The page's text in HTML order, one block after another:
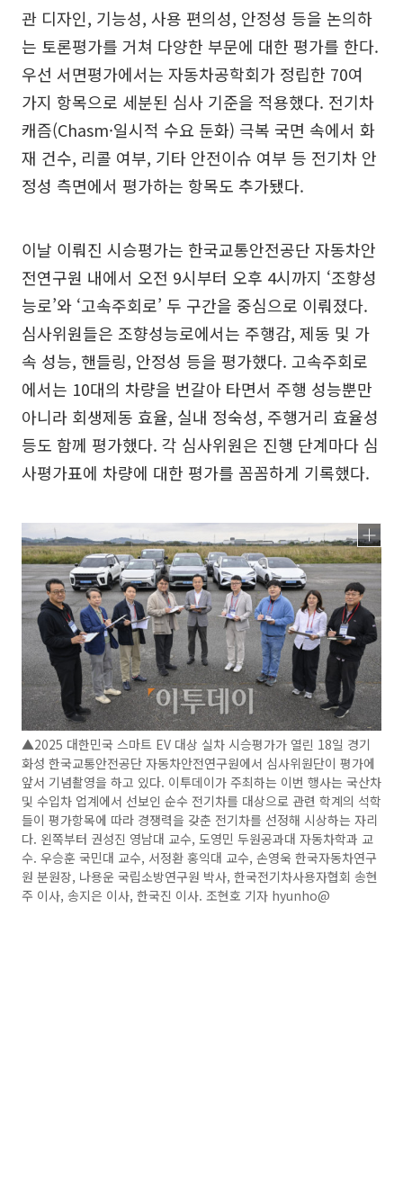
관 디자인, 기능성, 사용 편의성, 안정성 등을 논의하
는 토론평가를 거쳐 다양한 부문에 대한 평가를 한다.
우선 서면평가에서는 자동차공학회가 정립한 70여
가지 항목으로 세분된 심사 기준을 적용했다. 전기차
캐즘(Chasm·일시적 수요 둔화) 극복 국면 속에서 화
재 건수, 리콜 여부, 기타 안전이슈 여부 등 전기차 안
정성 측면에서 평가하는 항목도 추가됐다.
이날 이뤄진 시승평가는 한국교통안전공단 자동차안
전연구원 내에서 오전 9시부터 오후 4시까지 ‘조향성
능로’와 ‘고속주회로’ 두 구간을 중심으로 이뤄졌다.
심사위원들은 조향성능로에서는 주행감, 제동 및 가
속 성능, 핸들링, 안정성 등을 평가했다. 고속주회로
에서는 10대의 차량을 번갈아 타면서 주행 성능뿐만
아니라 회생제동 효율, 실내 정숙성, 주행거리 효율성
등도 함께 평가했다. 각 심사위원은 진행 단계마다 심
사평가표에 차량에 대한 평가를 꼼꼼하게 기록했다.
▲2025 대한민국 스마트 EV 대상 실차 시승평가가 열린 18일 경기
화성 한국교통안전공단 자동차안전연구원에서 심사위원단이 평가에
앞서 기념촬영을 하고 있다. 이투데이가 주최하는 이번 행사는 국산차
및 수입차 업계에서 선보인 순수 전기차를 대상으로 관련 학계의 석학
들이 평가항목에 따라 경쟁력을 갖춘 전기차를 선정해 시상하는 자리
다. 왼쪽부터 권성진 영남대 교수, 도영민 두원공과대 자동차학과 교
수. 우승훈 국민대 교수, 서정환 홍익대 교수, 손영욱 한국자동차연구
원 분원장, 나용운 국립소방연구원 박사, 한국전기차사용자협회 송현
주 이사, 송지은 이사, 한국진 이사. 조현호 기자 hyunho@